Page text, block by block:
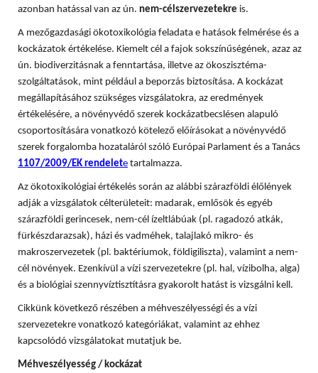
azonban hatással van az ún. nem-célszervezetekre is.
A mezőgazdasági ökotoxikológia feladata e hatások felmérése és a
kockázatok értékelése. Kiemelt cél a fajok sokszínűségének, azaz az
ún. biodiverzitásnak a fenntartása, illetve az ökoszisztéma-
szolgáltatások, mint például a beporzás biztosítása. A kockázat
megállapításához szükséges vizsgálatokra, az eredmények
értékelésére, a növényvédő szerek kockázatbecslésen alapuló
csoportosítására vonatkozó kötelező előírásokat a növényvédő
szerek forgalomba hozataláról szóló Európai Parlament és a Tanács
1107/2009/EK rendelete tartalmazza.
Az ökotoxikológiai értékelés során az alábbi szárazföldi élőlények
adják a vizsgálatok célterületeit: madarak, emlősök és egyéb
szárazföldi gerincesek, nem-cél ízeltlábúak (pl. ragadozó atkák,
fürkészdarazsak), házi és vadméhek, talajlakó mikro- és
makroszervezetek (pl. baktériumok, földigiliszta), valamint a nem-
cél növények. Ezenkívül a vízi szervezetekre (pl. hal, vízibolha, alga)
és a biológiai szennyvíztisztításra gyakorolt hatást is vizsgálni kell.
Cikkünk következő részében a méhveszélyességi és a vízi
szervezetekre vonatkozó kategóriákat, valamint az ehhez
kapcsolódó vizsgálatokat mutatjuk be.
Méhveszélyesség / kockázat